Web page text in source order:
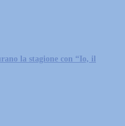
la stagione con “Io, il